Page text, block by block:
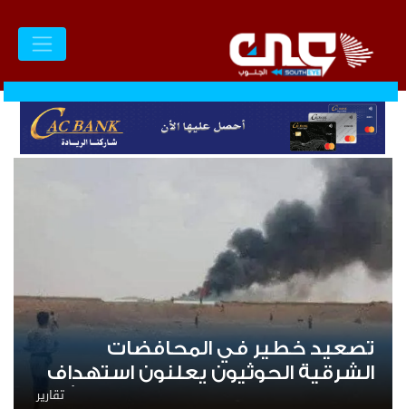
تصعيد خطير في المحافضات
الشرقية الحوثيون يعلنون استهداف
مواقع عسكرية في حضرموت ومأرب
تقارير